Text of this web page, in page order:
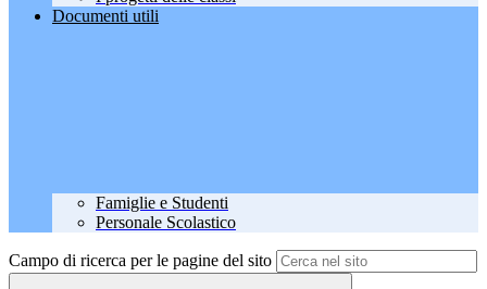
Documenti utili
Famiglie e Studenti
Personale Scolastico
Campo di ricerca per le pagine del sito